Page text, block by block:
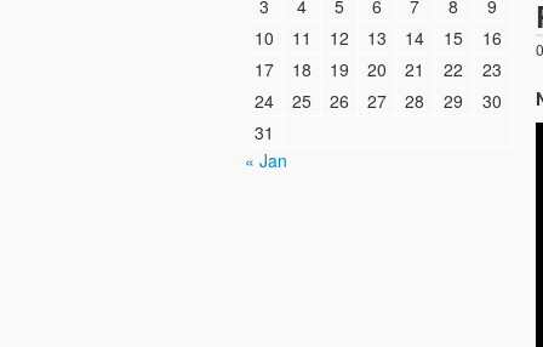
3
4 5 6 7 8
9
10
11 12 13 14 15
16
17
18 19 20 21 22
23
24
25 26 27 28 29
30
31
« Jan